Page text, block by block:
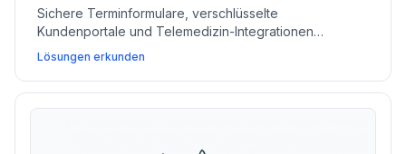
Sichere Terminformulare, verschlüsselte
Kundenportale und Telemedizin-Integrationen
ermöglichen es Anbietern von psychischer Gesundheit,
vertrauliche Betreuung und flexible Remote-Sitzungen
anzubieten.
Lösungen erkunden